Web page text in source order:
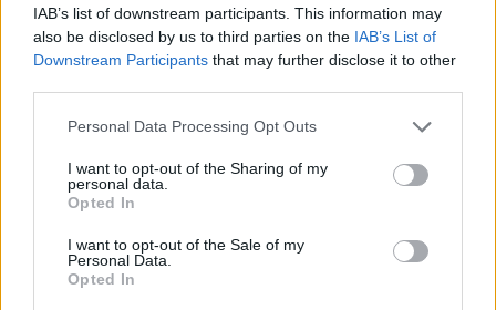
IAB’s list of downstream participants. This information may
also be disclosed by us to third parties on the IAB’s List of
Downstream Participants that may further disclose it to other
Personal Data Processing Opt Outs
I want to opt-out of the Sharing of my
personal data.
Opted In
I want to opt-out of the Sale of my
Personal Data.
Opted In